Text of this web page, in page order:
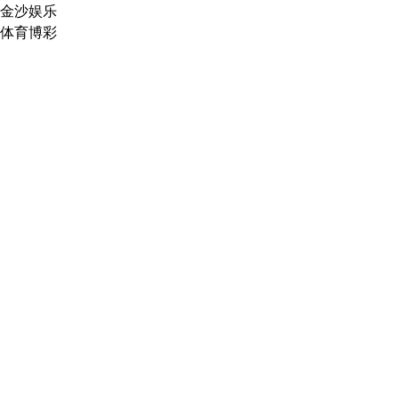
金沙娱乐
体育博彩